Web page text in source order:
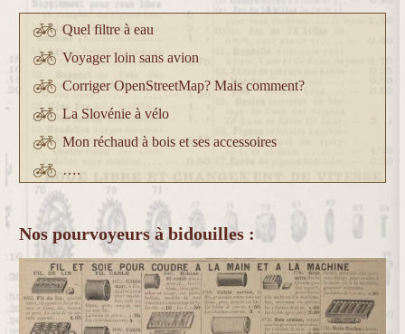
Quel filtre à eau
Voyager loin sans avion
Corriger OpenStreetMap? Mais comment?
La Slovénie à vélo
Mon réchaud à bois et ses accessoires
….
Nos pourvoyeurs à bidouilles :